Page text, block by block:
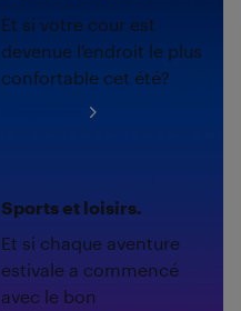
Et si votre cour est
devenue l'endroit le plus
confortable cet été?
Sports et loisirs.
Et si chaque aventure
estivale a commencé
avec le bon